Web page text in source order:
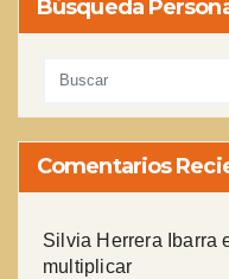
Búsqueda
Comentarios
Silvia Herrera Ibarra
multiplicar